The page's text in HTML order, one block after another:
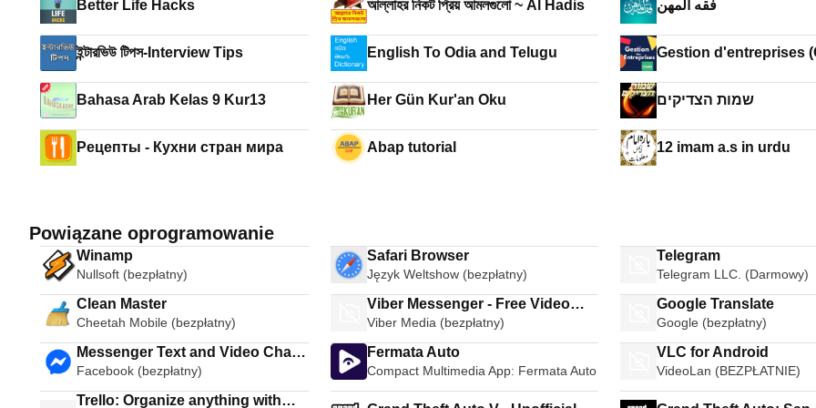
Better Life Hacks আল্লাহর নিকট প্রিয় আমলগুলো ~ Al Hadis فقه المهن
ইন্টারভিউ টিপস-Interview Tips English To Odia and Telugu Gestion d'entreprises
Bahasa Arab Kelas 9 Kur13 Her Gün Kur'an Oku שמות הצדיקים
Рецепты - Кухни стран мира Abap tutorial 12 imam a.s in urdu
Powiązane oprogramowanie
Winamp
Nullsoft (bezpłatny)
Safari Browser
Język Weltshow (bezpłatny)
Telegram
Telegram LLC. (Darmowy)
Clean Master
Cheetah Mobile (bezpłatny)
Viber Messenger - Free Video
Calls Group Chats
Viber Media (bezpłatny)
Google Translate
Google (bezpłatny)
Messenger Text and Video Chat
for Free
Facebook (bezpłatny)
Fermata Auto
Compact Multimedia App: Fermata Auto
VLC for Android
VideoLan (BEZPŁATNIE)
Trello: Organize anything with